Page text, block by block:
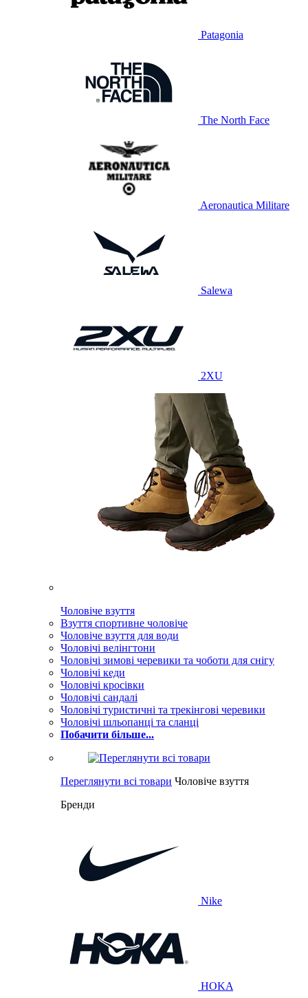
Patagonia
The North Face
Aeronautica Militare
Salewa
2XU
Чоловіче взуття
Взуття спортивне чоловіче
Чоловіче взуття для води
Чоловічі велінгтони
Чоловічі зимові черевики та чоботи для снігу
Чоловічі кеди
Чоловічі кросівки
Чоловічі сандалі
Чоловічі туристичні та трекінгові черевики
Чоловічі шльопанці та сланці
Побачити більше...
Переглянути всі товари Чоловіче взуття
Бренди
Nike
HOKA